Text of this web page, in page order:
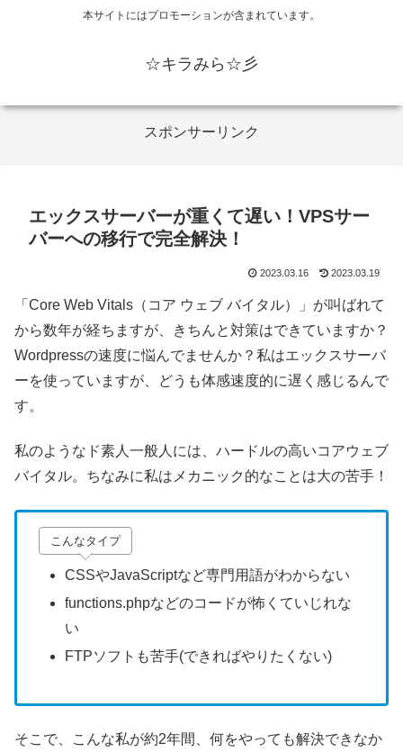
本サイトにはプロモーションが含まれています。
☆キラみら☆彡
スポンサーリンク
エックスサーバーが重くて遅い！VPSサー
バーへの移行で完全解決！
2023.03.16 2023.03.19
「Core Web Vitals（コア ウェブ バイタル）」が叫ばれて
から数年が経ちますが、きちんと対策はできていますか？
Wordpressの速度に悩んでませんか？私はエックスサーバ
ーを使っていますが、どうも体感速度的に遅く感じるんで
す。
私のようなド素人一般人には、ハードルの高いコアウェブ
バイタル。ちなみに私はメカニック的なことは大の苦手！
こんなタイプ
CSSやJavaScriptなど専門用語がわからない
functions.phpなどのコードが怖くていじれな
い
FTPソフトも苦手(できればやりたくない)
そこで、こんな私が約2年間、何をやっても解決できなか